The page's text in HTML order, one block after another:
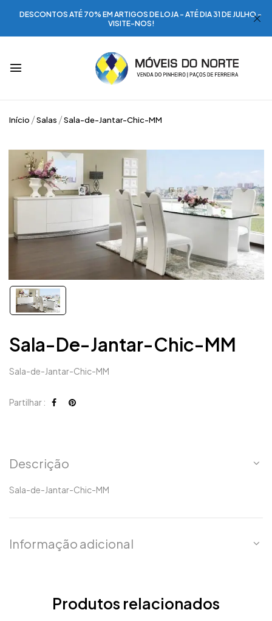
DESCONTOS ATÉ 70% EM ARTIGOS DE LOJA - ATÉ DIA 31 DE JULHO -
VISITE-NOS!
Início Salas Sala-de-Jantar-Chic-MM
Sala-De-Jantar-Chic-MM
Sala-de-Jantar-Chic-MM
Partilhar :
Descrição
Sala-de-Jantar-Chic-MM
Informação adicional
Produtos relacionados